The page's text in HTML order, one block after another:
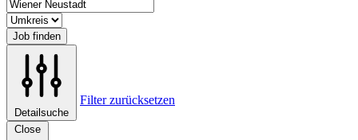
Job finden
Detailsuche
Filter zurücksetzen
Close